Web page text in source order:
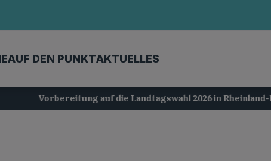
AUF DEN PUNKTAKTUELLES
Vorbereitung auf die Landtagswahl 2026 in Rheinland-Pfalz